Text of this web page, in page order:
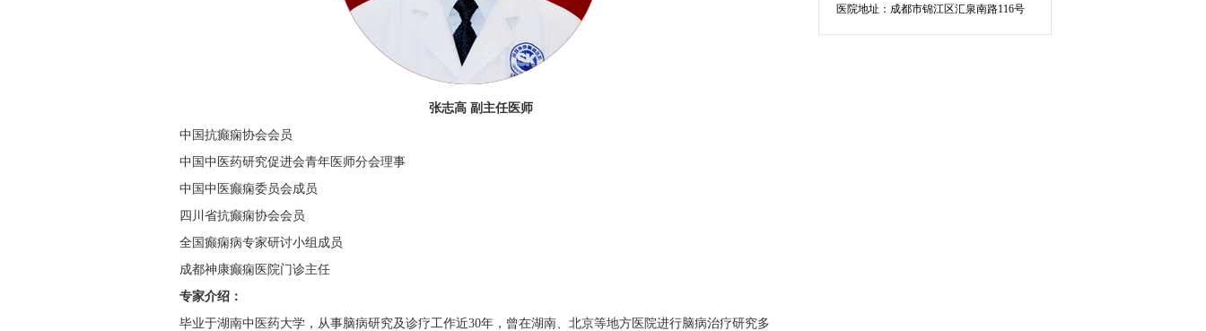
张志高 副主任医师
中国抗癫痫协会会员
中国中医药研究促进会青年医师分会理事
中国中医癫痫委员会成员
四川省抗癫痫协会会员
全国癫痫病专家研讨小组成员
成都神康癫痫医院门诊主任
专家介绍：
毕业于湖南中医药大学，从事脑病研究及诊疗工作近30年，曾在湖南、北京等地方医院进行脑病治疗研究多
医院地址：成都市锦江区汇泉南路116号